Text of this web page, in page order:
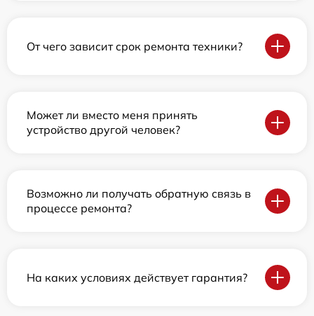
От чего зависит срок ремонта техники?
Может ли вместо меня принять
устройство другой человек?
Возможно ли получать обратную связь в
процессе ремонта?
На каких условиях действует гарантия?